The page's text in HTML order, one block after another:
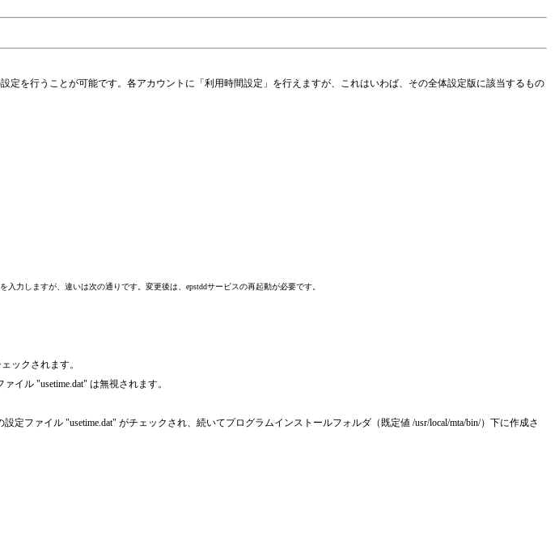
を行うことが可能です。各アカウントに「利用時間設定」を行えますが、これはいわば、その全体設定版に該当するもの
力しますが、違いは次の通りです。変更後は、epstddサービスの再起動が必要です。
ックされます。
イル "usetime.dat" は無視されます。
ファイル "usetime.dat" がチェックされ、続いてプログラムインストールフォルダ（既定値 /usr/local/mta/bin/）下に作成さ